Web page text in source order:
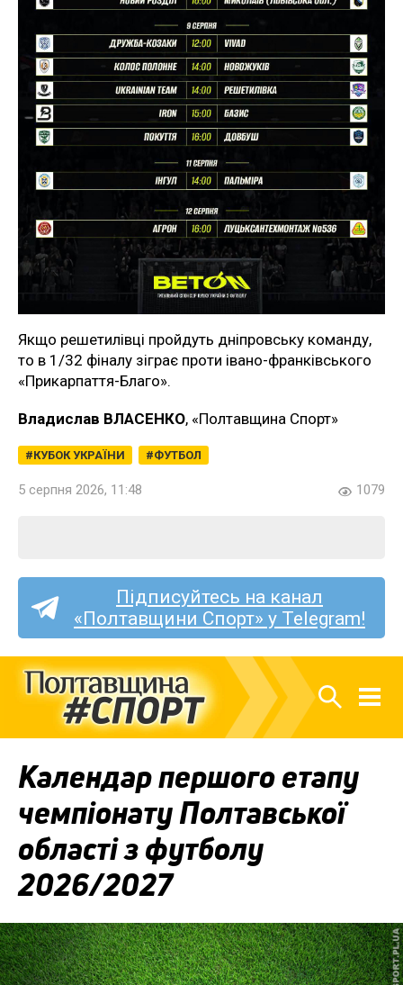
Якщо решетилівці пройдуть дніпровську команду,
то в 1/32 фіналу зіграє проти івано-франківського
«Прикарпаття-Благо».
Владислав ВЛАСЕНКО, «Полтавщина Спорт»
КУБОК УКРАЇНИ ФУТБОЛ
5 серпня 2026, 11:48 1079
Підписуйтесь на канал
«Полтавщини Спорт» у Telegram!
Календар першого етапу
чемпіонату Полтавської
області з футболу
2026/2027